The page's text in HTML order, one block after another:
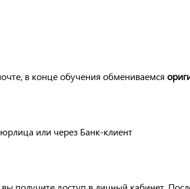
в конце обучения обмениваемся
или через Банк-клиент